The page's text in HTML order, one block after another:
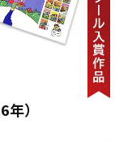
）